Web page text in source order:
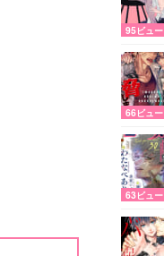
95ビュー
66ビュー
63ビュー